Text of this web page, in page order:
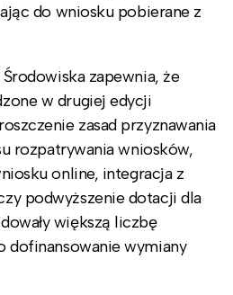
do wniosku pobierane z
zapewnia, że
w drugiej edycji
zasad przyznawania
rozpatrywania wniosków,
online, integracja z
podwyższenie dotacji dla
większą liczbę
dofinansowanie wymiany